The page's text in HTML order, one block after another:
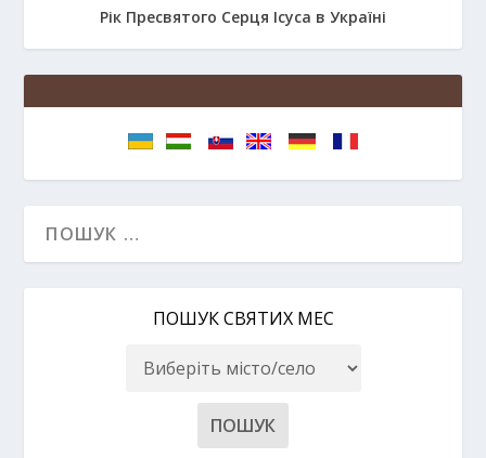
Рік Пресвятого Серця Ісуса в Україні
ПОШУК СВЯТИХ МЕС